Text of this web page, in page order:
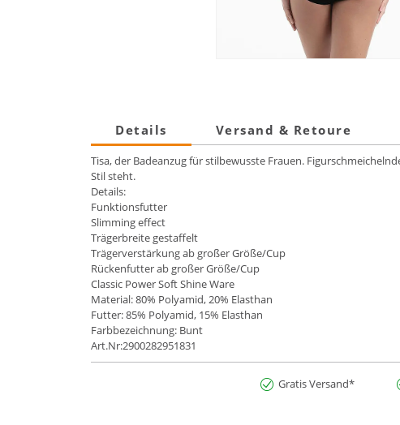
Details Versand & Retoure
Tisa, der Badeanzug für stilbewusste Frauen.
Stil steht.
Details:
Funktionsfutter
Slimming effect
Trägerbreite gestaffelt
Trägerverstärkung ab großer Größe/Cup
Rückenfutter ab großer Größe/Cup
Classic Power Soft Shine Ware
Material: 80% Polyamid, 20% Elasthan
Futter: 85% Polyamid, 15% Elasthan
Farbbezeichnung: Bunt
Art.Nr:2900282951831
Gratis Versand*